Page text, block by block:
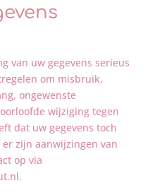
van uw gegevens serieus
om misbruik,
ongewenste
wijziging tegen
dat uw gegevens toch
zijn aanwijzingen van
op via